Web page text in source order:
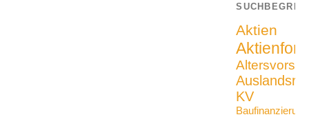
Aktien
KV
Baufinanzierung